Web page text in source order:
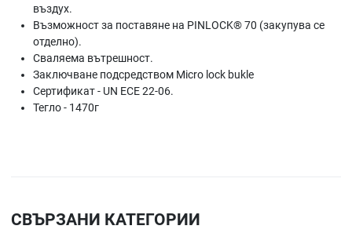
въздух.
Възможност за поставяне на PINLOCK® 70 (закупува се
отделно).
Сваляема вътрешност.
Заключване подсредством Micro lock bukle
Сертификат - UN ECE 22-06.
Тегло - 1470г
СВЪРЗАНИ КАТЕГОРИИ